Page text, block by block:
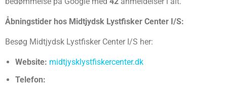
Åbningstider hos Midtjydsk Lystfisker Center I/S:
Besøg Midtjydsk Lystfisker Center I/S her:
Website: midtjysklystfiskercenter.dk
Telefon: